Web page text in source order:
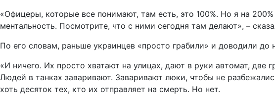
«Офицеры, которые все понимают, там есть, это 100%. Но я на
ментальность. Посмотрите, что с ними сегодня там делают», –
По его словам, раньше украинцев «просто грабили» и доводили
«И ничего. Их просто хватают на улицах, дают в руки автомат,
Людей в танках заваривают. Заваривают люки, чтобы не
хоть десяток тех, кто их отправляет на смерть. Но нет.